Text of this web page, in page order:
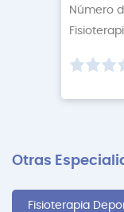
Número
Otras
Fisioterapia